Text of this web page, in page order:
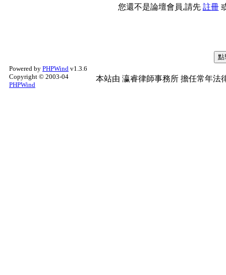
您還不是論壇會員,請先 註冊
Powered by PHPWind v1.3.6
Copyright © 2003-04
PHPWind
本站由 瀛睿律師事務所 擔任常年法